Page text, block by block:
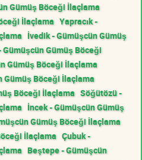
Gümüş Böceği İlaçlama
İlaçlama Yapracık -
İvedik - Gümüşcün Gümüş
Gümüşcün Gümüş Böceği
Gümüş Böceği İlaçlama
Gümüş Böceği İlaçlama
Böceği İlaçlama Söğütözü -
İncek - Gümüşcün Gümüş
Gümüş Böceği İlaçlama
İlaçlama Çubuk -
Beştepe - Gümüşcün